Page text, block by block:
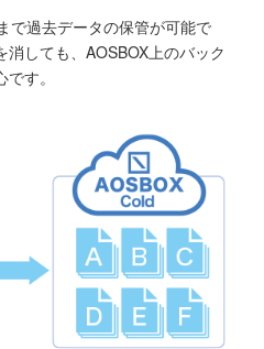
で過去データの保管が可能で
しても、AOSBOX上のバック
す。